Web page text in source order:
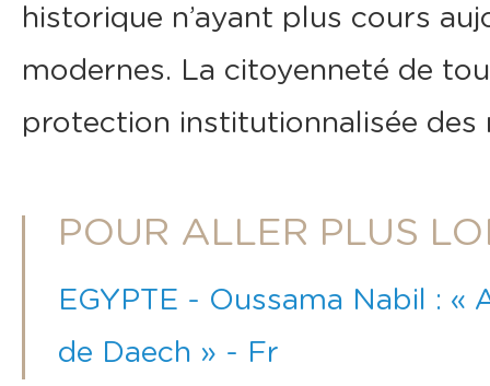
historique n’ayant plus cours
modernes. La citoyenneté de
protection institutionnalisée des
POUR ALLER PLUS
EGYPTE - Oussama Nabil :
de Daech » - Fr